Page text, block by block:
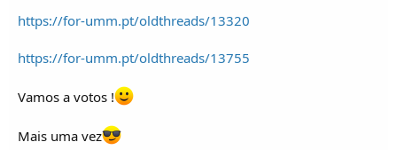
https://for-umm.pt/oldthreads/13320
https://for-umm.pt/oldthreads/13755
Vamos a votos !
Mais uma vez